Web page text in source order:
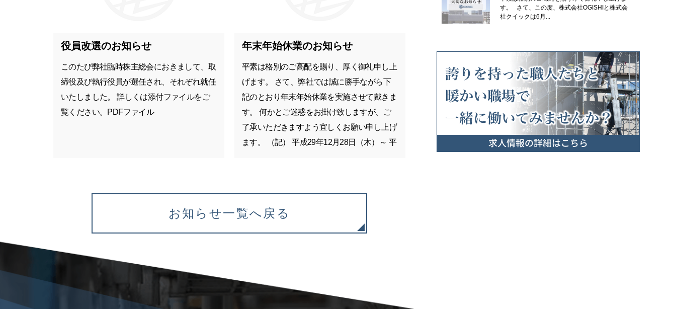
役員改選のお知らせ
このたび弊社臨時株主総会におきまして、取
締役及び執行役員が選任され、それぞれ就任
いたしました。 詳しくは添付ファイルをご
覧ください。PDFファイル
年末年始休業のお知らせ
平素は格別のご高配を賜り、厚く御礼申し上
げます。 さて、弊社では誠に勝手ながら下
記のとおり年末年始休業を実施させて戴きま
す。 何かとご迷惑をお掛け致しますが、ご
了承いただきますよう宜しくお願い申し上げ
ます。 （記） 平成29年12月28日（木）～ 平
お知らせ一覧へ戻る
す。 さて、この度、株式会社OGISHIと株式会
社クイックは6月...